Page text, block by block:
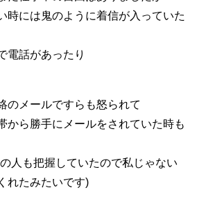
時には鬼のように着信が入っていた
電話があったり
のメールですらも怒られて
から勝手にメールをされていた時も
人も把握していたので私じゃない
れたみたいです)